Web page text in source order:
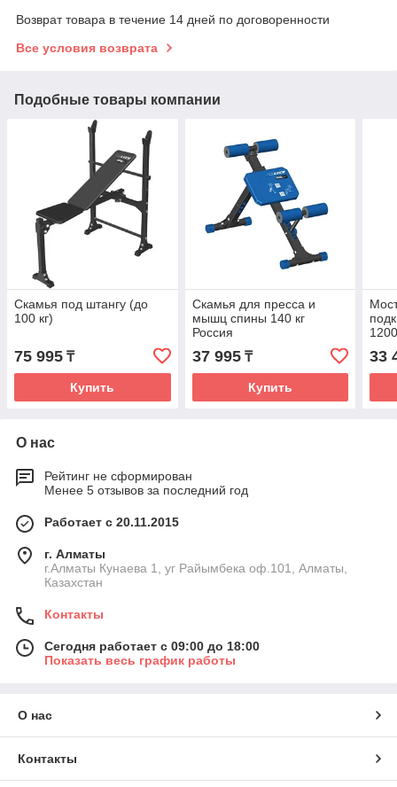
Возврат товара в течение 14 дней по договоренности
Все условия возврата
Подобные товары компании
Скамья под штангу (до
100 кг)
75 995 ₸
Купить
Скамья для пресса и
мышц спины 140 кг
Россия
37 995₸
Купить
33
О нас
Рейтинг не сформирован
Менее 5 отзывов за последний год
Работает с 20.11.2015
г. Алматы
г.Алматы Кунаева 1, уг Райымбека оф.101, Алматы,
Казахстан
Контакты
Сегодня работает с 09:00 до 18:00
Показать весь график работы
О нас
Контакты